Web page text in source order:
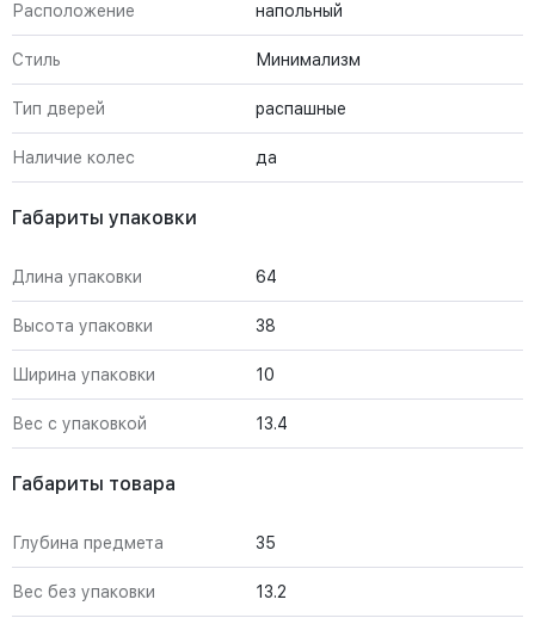
Расположение напольный
Стиль Минимализм
Тип дверей распашные
Наличие колес да
Габариты упаковки
Длина упаковки 64
Высота упаковки 38
Ширина упаковки 10
Вес с упаковкой 13.4
Габариты товара
Глубина предмета 35
Вес без упаковки 13.2